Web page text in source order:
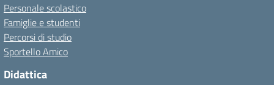
Personale scolastico
Famiglie e studenti
Percorsi di studio
Sportello Amico
Didattica